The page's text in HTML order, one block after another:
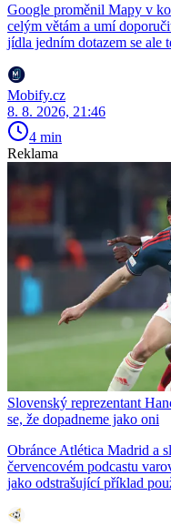
Google proměnil Mapy v
celým větám a umí
jídla jedním dotazem se ale
Mobify.cz
8. 8. 2026, 21:46
4 min
Reklama
Slovenský reprezentant
se, že dopadneme jako oni
Obránce Atlética Madrid a
červencovém podcastu
jako odstrašující příklad